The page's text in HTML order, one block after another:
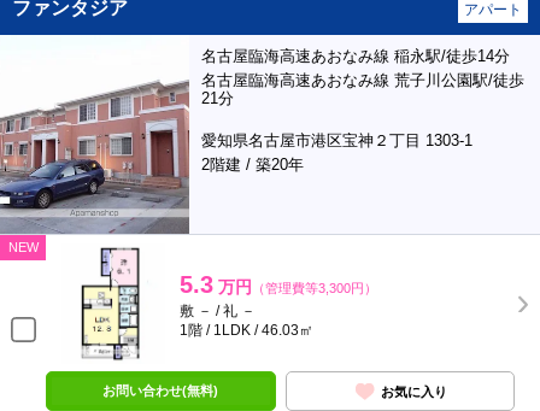
ファンタジア アパート
名古屋臨海高速あおなみ線 稲永駅/徒歩14分
名古屋臨海高速あおなみ線 荒子川公園駅/徒歩
21分
愛知県名古屋市港区宝神２丁目 1303-1
2階建 / 築20年
NEW
5.3 万円 （管理費等3,300円）
敷 － / 礼 －
1階 / 1LDK / 46.03㎡
お問い合わせ(無料) お気に入り